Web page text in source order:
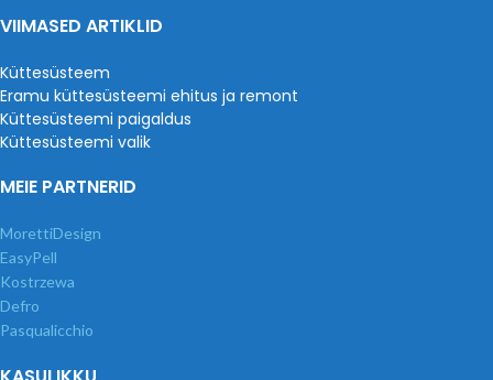
VIIMASED ARTIKLID
Küttesüsteem
Eramu küttesüsteemi ehitus ja remont
Küttesüsteemi paigaldus
Küttesüsteemi valik
MEIE PARTNERID
MorettiDesign
EasyPell
Kostrzewa
Defro
Pasqualicchio